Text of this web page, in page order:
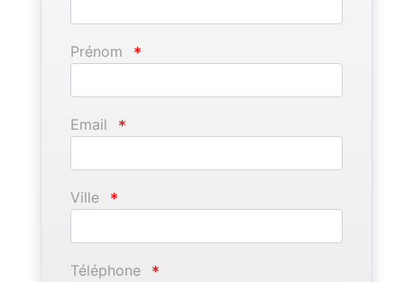
Prénom *
Email *
Ville *
Téléphone *